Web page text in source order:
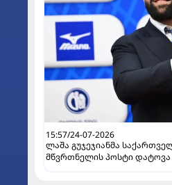
15:57/24-07-2026
ლაშა გუჯეჯიანმა
მწვრთნელის პოსტი დატოვა